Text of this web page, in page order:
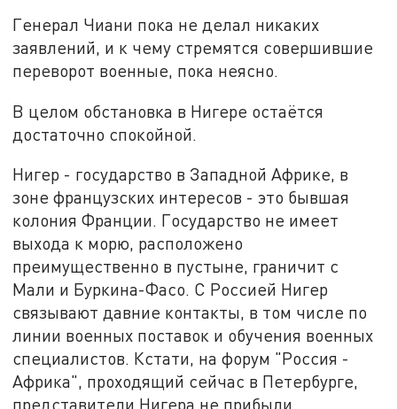
Генерал Чиани пока не делал никаких
заявлений, и к чему стремятся совершившие
переворот военные, пока неясно.
В целом обстановка в Нигере остаётся
достаточно спокойной.
Нигер - государство в Западной Африке, в
зоне французских интересов - это бывшая
колония Франции. Государство не имеет
выхода к морю, расположено
преимущественно в пустыне, граничит с
Мали и Буркина-Фасо. С Россией Нигер
связывают давние контакты, в том числе по
линии военных поставок и обучения военных
специалистов. Кстати, на форум "Россия -
Африка", проходящий сейчас в Петербурге,
представители Нигера не прибыли.